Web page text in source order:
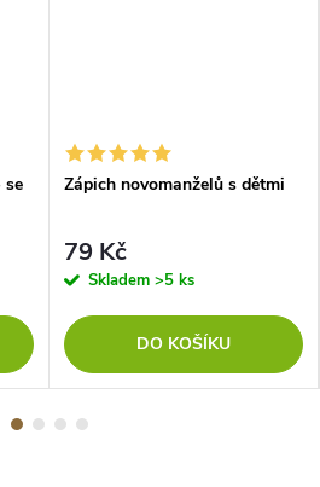
se
Zápich novomanželů s dětmi
79 Kč
Skladem >5 ks
DO KOŠÍKU